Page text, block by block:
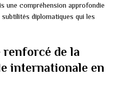
une compréhension approfondie
diplomatiques qui les
de la
internationale en